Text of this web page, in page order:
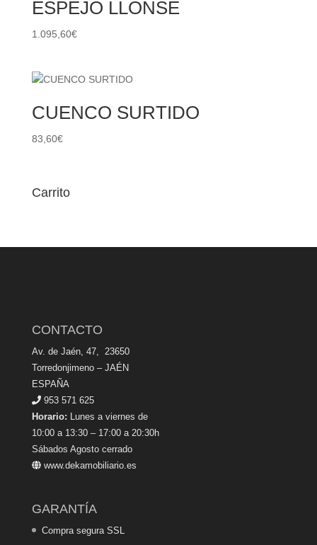
ESPEJO LLONSE
1.095,60€
CUENCO SURTIDO
83,60€
Carrito
CONTACTO
Av. de Jaén, 47, 23650
Torredonjimeno – JAÉN
ESPAÑA
953 571 625
Horario: Lunes a viernes de
10:00 a 13:30 – 17:00 a 20:30h
Sábados Agosto cerrado
www.dekamobiliario.es
GARANTÍA
Compra segura SSL